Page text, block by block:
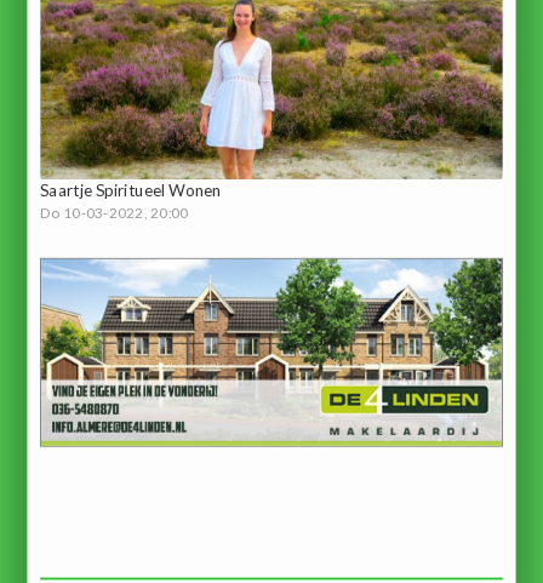
Saartje Spiritueel Wonen
Do 10-03-2022, 20:00